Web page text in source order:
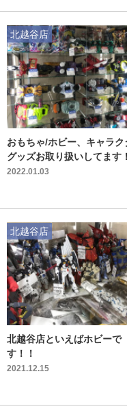
おもちゃ/ホビー、キャラク
グッズお取り扱いしてます
2022.01.03
北越谷店
北越谷店といえばホビーで
す！！
2021.12.15
北越谷店